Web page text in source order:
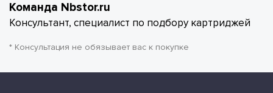
Команда Nbstor.ru
Консультант, специалист по подбору картриджей
* Консультация не обязывает вас к покупке